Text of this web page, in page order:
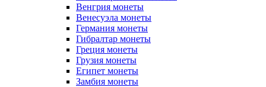
Венгрия монеты
Венесуэла монеты
Германия монеты
Гибралтар монеты
Греция монеты
Грузия монеты
Египет монеты
Замбия монеты